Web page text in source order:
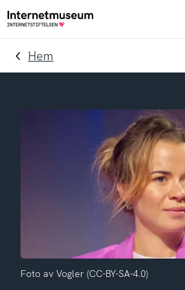
To
navigation
Till
innehållet
Till
Hem
Foto av Vogler (CC-BY-SA-4.0)